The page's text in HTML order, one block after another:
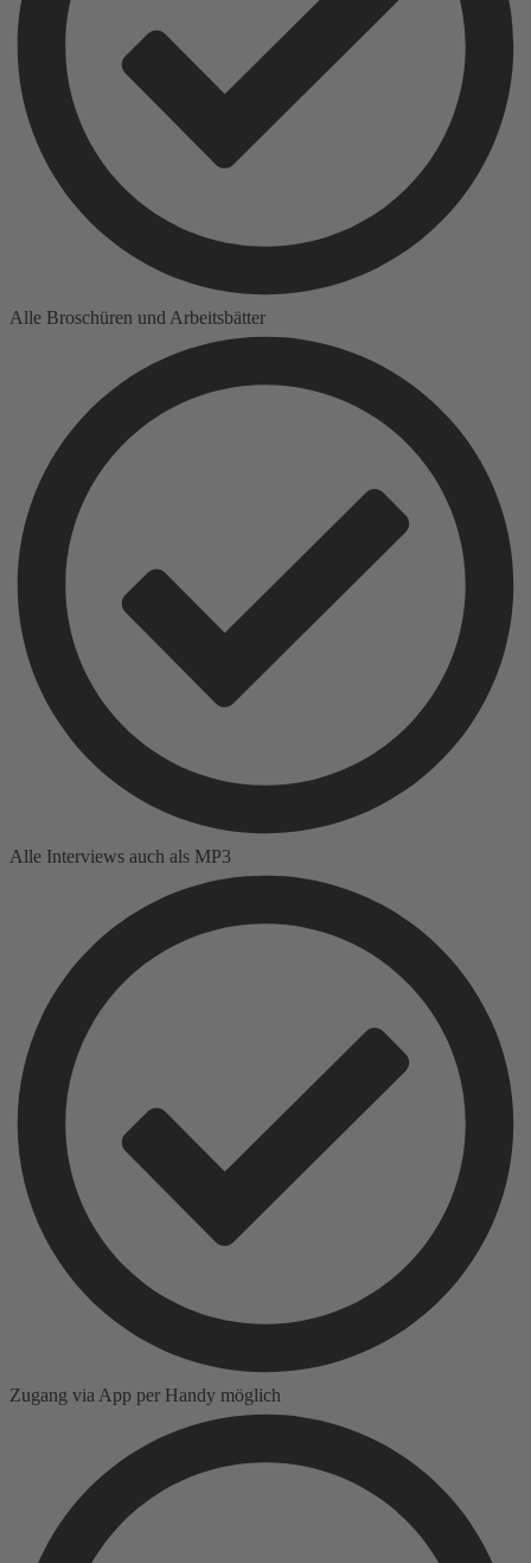
Alle Broschüren und Arbeitsbätter
Alle Interviews auch als MP3
Zugang via App per Handy möglich